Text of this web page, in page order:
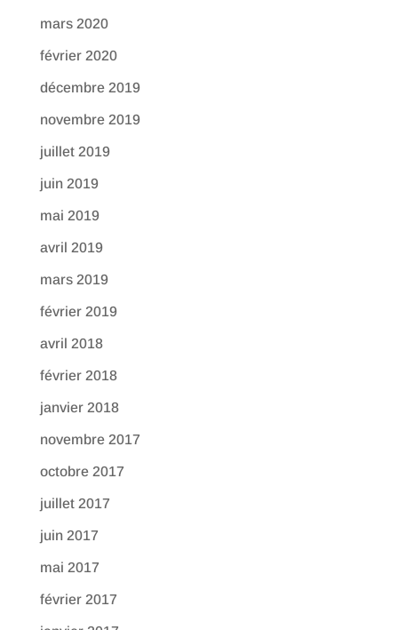
mars 2020
février 2020
décembre 2019
novembre 2019
juillet 2019
juin 2019
mai 2019
avril 2019
mars 2019
février 2019
avril 2018
février 2018
janvier 2018
novembre 2017
octobre 2017
juillet 2017
juin 2017
mai 2017
février 2017